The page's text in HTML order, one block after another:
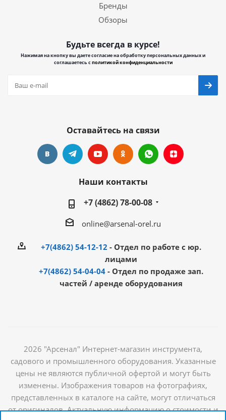
Бренды
Обзоры
Будьте всегда в курсе!
Нажимая на кнопку вы даете согласие на обработку персональных данных и
соглашаетесь сполитикой конфиденциальности
Оставайтесь на связи
Наши контакты
+7 (4862) 78-00-08
online@arsenal-orel.ru
+7(4862) 54-12-12 - Отдел по работе с юр.
лицами
+7(4862) 54-04-04 - Отдел по продаже зап.
частей / аренде оборудования
2026 "Арсенал" Интернет-магазин инструмента,
садового и промышленного оборудования. Указанные
цены не являются публичной офертой и могут быть
изменены. Изображения товаров на фотографиях,
представленных в каталоге на сайте, могут отличаться
от оригиналов. Актуальную информацию о стоимости и